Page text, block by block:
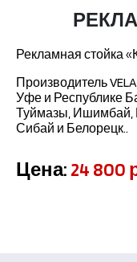
Рекламная стойка
Производитель
Уфе и Республике
Туймазы, Ишимбай,
Сибай и Белорецк..
Цена: 24 800